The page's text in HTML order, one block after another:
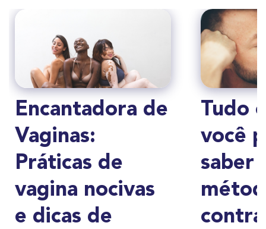
Encantadora de
Vaginas:
Práticas de
vagina nocivas
e dicas de
Tudo
você
saber